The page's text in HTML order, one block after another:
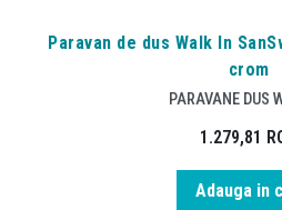
Paravan de dus Walk In
crom
PARAVANE DUS
1.279,81
Adauga in